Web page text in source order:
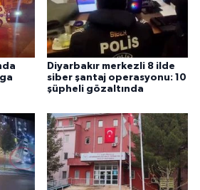
Diyarbakır merkezli 8 ilde
siber şantaj operasyonu: 10
şüpheli gözaltında